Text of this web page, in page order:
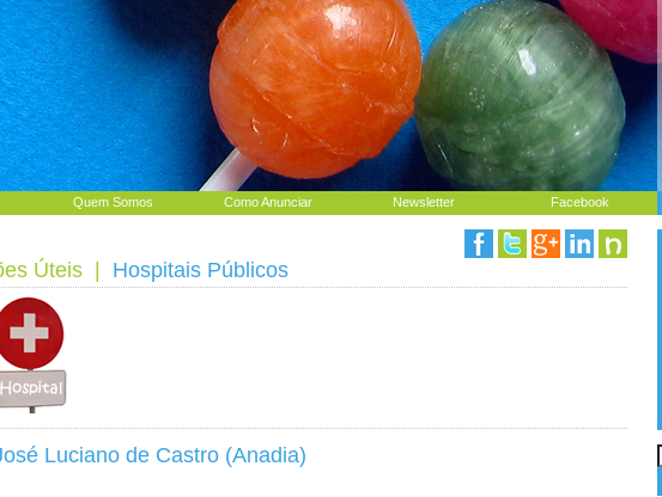
Quem Somos Como Anunciar Newsletter Facebook
Úteis Hospitais Públicos
Luciano de Castro (Anadia)